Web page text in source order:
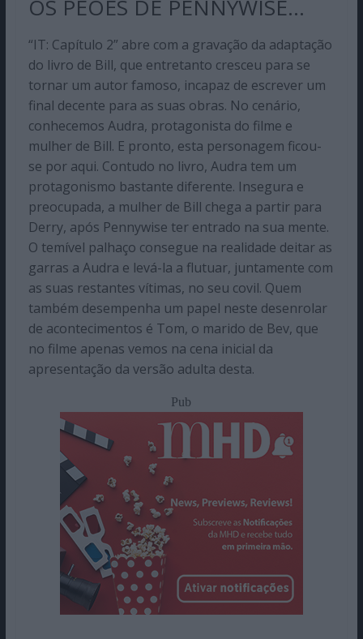
OS PEÕES DE PENNYWISE…
“IT: Capítulo 2” abre com a gravação da adaptação
do livro de Bill, que entretanto cresceu para se
tornar um autor famoso, incapaz de escrever um
final decente para as suas obras. No cenário,
conhecemos Audra, protagonista do filme e
mulher de Bill. E pronto, esta personagem ficou-
se por aqui. Contudo no livro, Audra tem um
protagonismo bastante diferente. Insegura e
preocupada, a mulher de Bill chega a partir para
Derry, após Pennywise ter entrado na sua mente.
O temível palhaço consegue na realidade deitar as
garras a Audra e levá-la a flutuar, juntamente com
as suas restantes vítimas, no seu covil. Quem
também desempenha um papel neste desenrolar
de acontecimentos é Tom, o marido de Bev, que
no filme apenas vemos na cena inicial da
apresentação da versão adulta desta.
Pub